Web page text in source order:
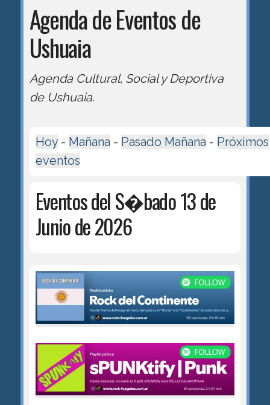
Agenda de Eventos de
Ushuaia
Agenda Cultural, Social y Deportiva
de Ushuaia.
Hoy- Mañana - Pasado Mañana - Próximos
eventos
Eventos del S�bado 13 de
Junio de 2026